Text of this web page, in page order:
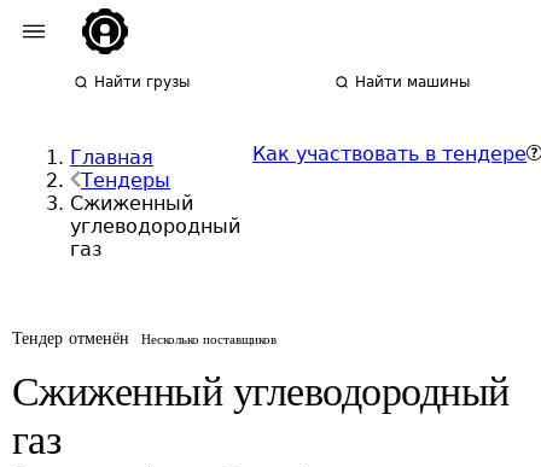
Найти грузы Найти машины
Главная
Тендеры
Сжиженный
углеводородный
газ
Как участвовать в тендере
Тендер отменён Несколько поставщиков
Сжиженный углеводородный
газ